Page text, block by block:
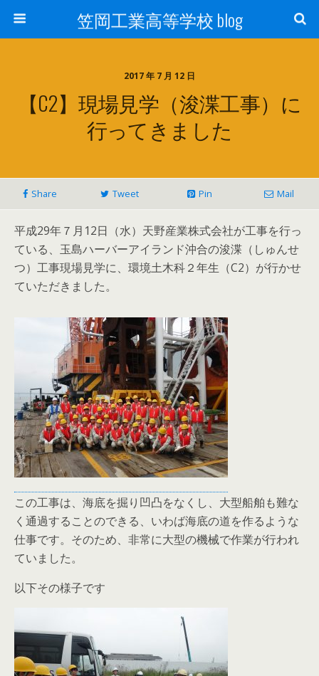
笠岡工業高等学校 blog
2017 年 7 月 12 日
【C2】現場見学（浚渫工事）に
行ってきました
Share Tweet Pin Mail
平成29年７月12日（水）天野産業株式会社が工事を行っ
ている、玉島ハーバーアイランド沖合の浚渫（しゅんせ
つ）工事現場見学に、環境土木科２年生（C2）が行かせ
ていただきました。
この工事は、海底を掘り凹凸をなくし、大型船舶も難な
く通過することのできる、いわば海底の道を作るような
仕事です。そのため、非常に大型の機械で作業が行われ
ていました。
以下その様子です